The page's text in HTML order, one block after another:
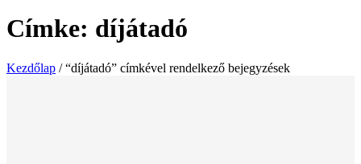
Címke: díjátadó
Kezdőlap / “díjátadó” címkével rendelkező bejegyzések